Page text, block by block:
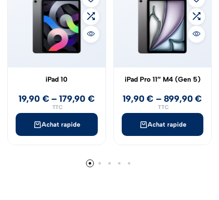
Achat rapide
iPad 10
19,90 € –179,90 €
TTC
Achat rapide
iPad Pro 11″ M4 (Gen 5)
19,90€ – 899,90€
TTC